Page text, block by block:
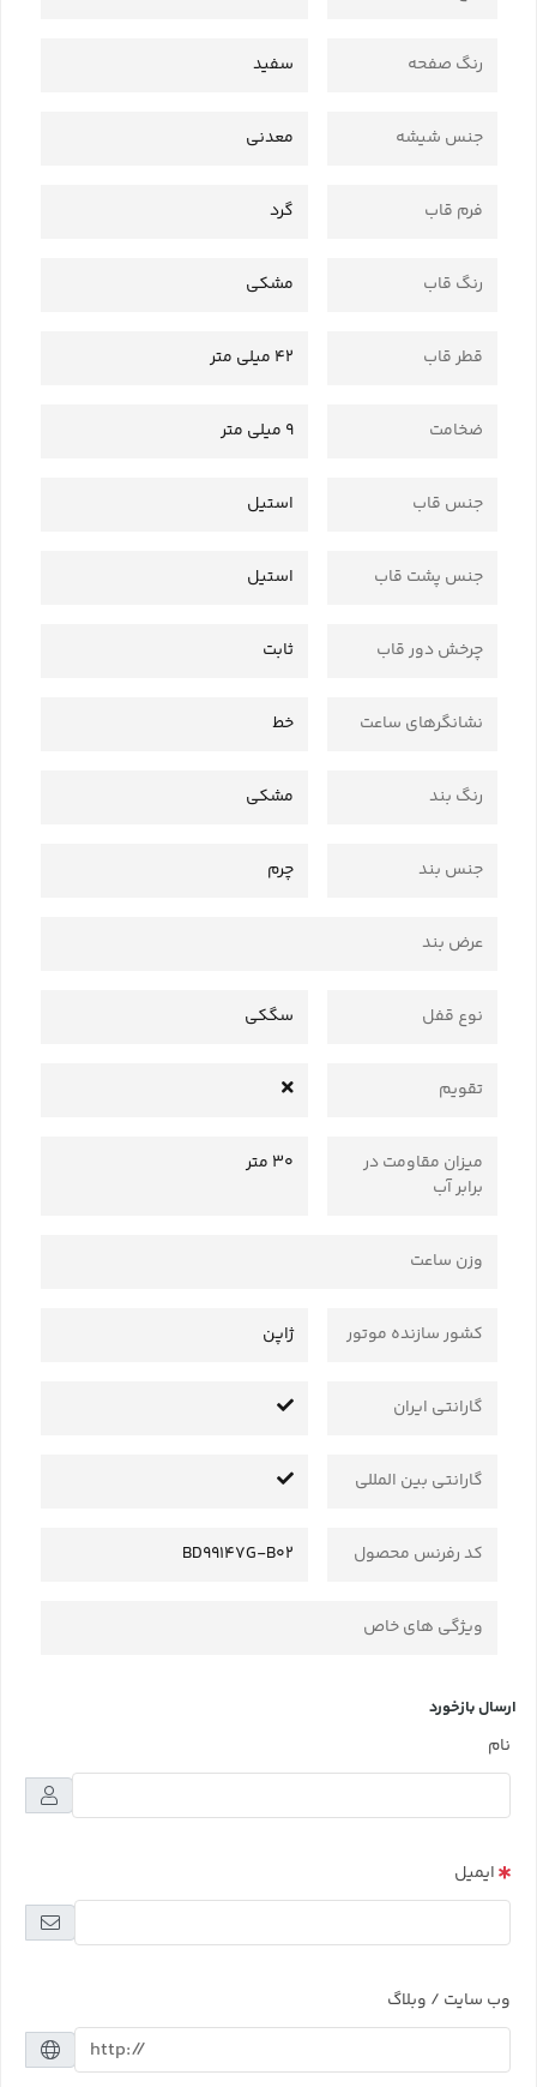
رنگ صفحه سفید
جنس شیشه معدنی
فرم قاب گرد
رنگ قاب مشکی
قطر قاب 42 میلی متر
ضخامت 9 میلی متر
جنس قاب استیل
جنس پشت قاب استیل
چرخش دور قاب ثابت
نشانگرهای ساعت خط
رنگ بند مشکی
جنس بند چرم
عرض بند
نوع قفل سگکی
تقویم
میزان مقاومت در
برابر آب
30 متر
وزن ساعت
کشور سازنده موتور ژاپن
گارانتی ایران
گارانتی بین المللی
کد رفرنس محصول BD99147G-B02
ویژگی های خاص
ارسال بازخورد
نام
ایمیل
وب سایت / وبلاگ